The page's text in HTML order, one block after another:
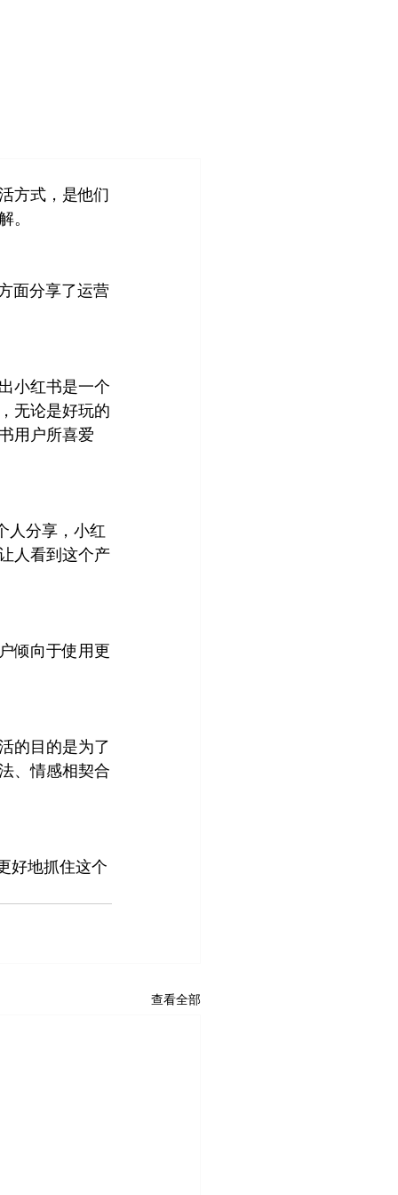
方式，是他们
。
面分享了运营
小红书是一个
无论是好玩的
用户所喜爱
人分享，小红
人看到这个产
倾向于使用更
的目的是为了
、情感相契合
好地抓住这个
查看全部